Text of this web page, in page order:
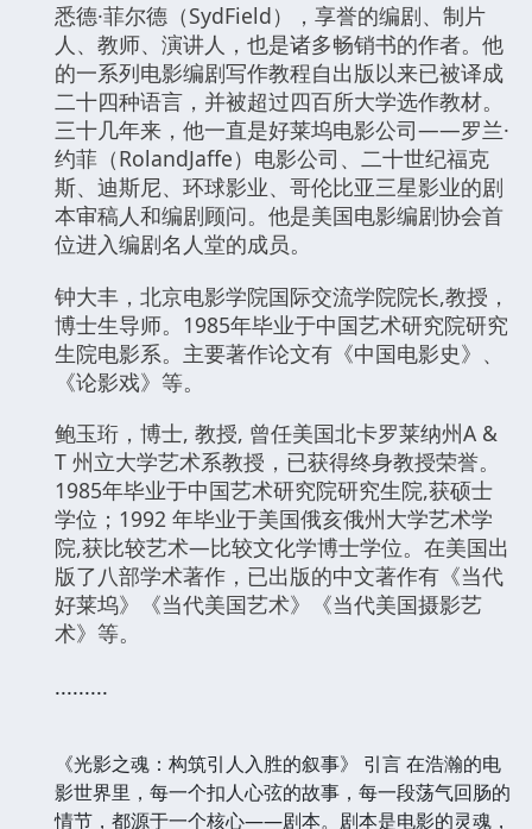
悉德·菲尔德（SydField），享誉的编剧、制片
人、教师、演讲人，也是诸多畅销书的作者。他
的一系列电影编剧写作教程自出版以来已被译成
二十四种语言，并被超过四百所大学选作教材。
三十几年来，他一直是好莱坞电影公司——罗兰·
约菲（RolandJaffe）电影公司、二十世纪福克
斯、迪斯尼、环球影业、哥伦比亚三星影业的剧
本审稿人和编剧顾问。他是美国电影编剧协会首
位进入编剧名人堂的成员。
钟大丰，北京电影学院国际交流学院院长,教授，
博士生导师。1985年毕业于中国艺术研究院研究
生院电影系。主要著作论文有《中国电影史》、
《论影戏》等。
鲍玉珩，博士, 教授, 曾任美国北卡罗莱纳州A &
T 州立大学艺术系教授，已获得终身教授荣誉。
1985年毕业于中国艺术研究院研究生院,获硕士
学位；1992 年毕业于美国俄亥俄州大学艺术学
院,获比较艺术—比较文化学博士学位。在美国出
版了八部学术著作，已出版的中文著作有《当代
好莱坞》《当代美国艺术》《当代美国摄影艺
术》等。
.........
《光影之魂：构筑引人入胜的叙事》 引言 在浩瀚的电
影世界里，每一个扣人心弦的故事，每一段荡气回肠的
情节，都源于一个核心——剧本。剧本是电影的灵魂，